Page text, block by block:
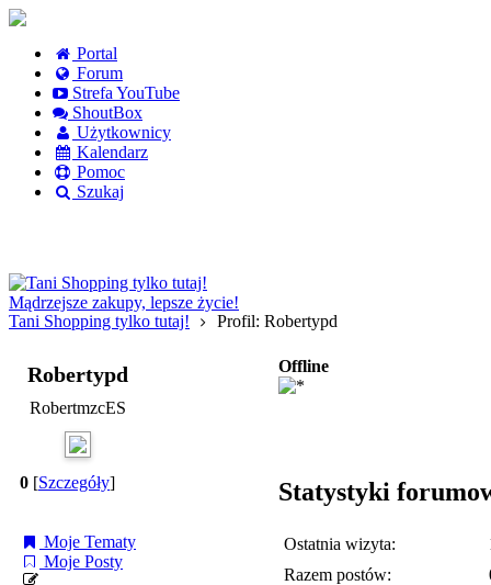
Portal
Forum
Strefa YouTube
ShoutBox
Użytkownicy
Kalendarz
Pomoc
Szukaj
Mądrzejsze zakupy, lepsze życie!
Tani Shopping tylko tutaj!
Profil: Robertypd
Robertypd
RobertmzcES
0 [Szczegóły]
Moje Tematy
Moje Posty
Offline
Statystyki
Ostatnia wizyta:
Razem postów: